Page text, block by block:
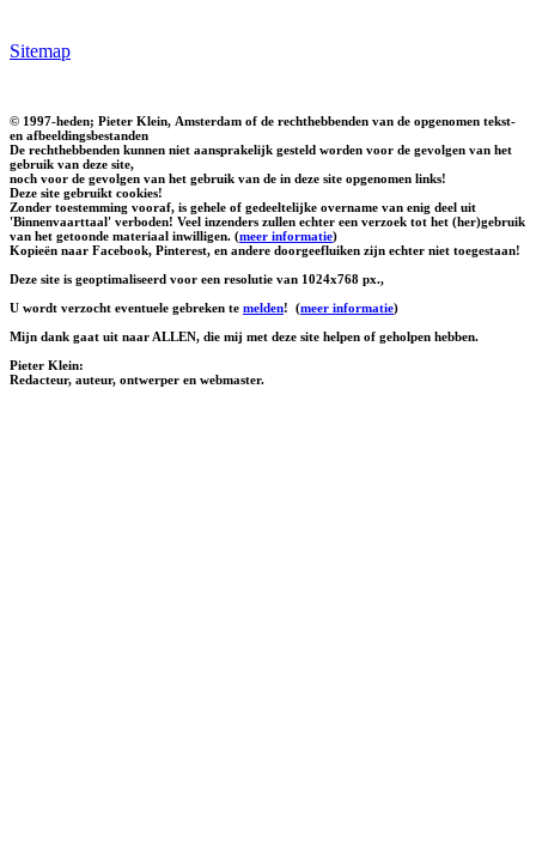
Sitemap
© 1997-heden; Pieter Klein, Amsterdam of de rechthebbenden van de opgenomen tekst-
en afbeeldingsbestanden
De rechthebbenden kunnen niet aansprakelijk gesteld worden voor de gevolgen van het
gebruik van deze site,
noch voor de gevolgen van het gebruik van de in deze site opgenomen links!
Deze site gebruikt cookies!
Zonder toestemming vooraf, is gehele of gedeeltelijke overname van enig deel uit
'Binnenvaarttaal' verboden! Veel inzenders zullen echter een verzoek tot het (her)gebruik
van het getoonde materiaal inwilligen. (meer informatie)
Kopieën naar Facebook, Pinterest, en andere doorgeefluiken zijn echter niet toegestaan!
Deze site is geoptimaliseerd voor een resolutie van 1024x768 px.,
U wordt verzocht eventuele gebreken te melden! (meer informatie)
Mijn dank gaat uit naar ALLEN, die mij met deze site helpen of geholpen hebben.
Pieter Klein:
Redacteur, auteur, ontwerper en webmaster.